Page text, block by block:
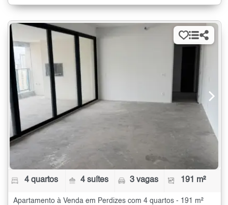
4 quartos 4 suítes 3 vagas 191 m²
Apartamento à Venda em Perdizes com 4 quartos - 191 m²